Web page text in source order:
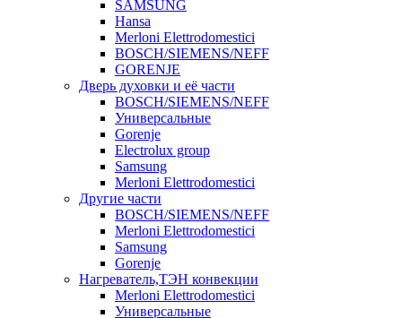
SAMSUNG
Hansa
Merloni Elettrodomestici
BOSCH/SIEMENS/NEFF
GORENJE
Дверь духовки и её части
BOSCH/SIEMENS/NEFF
Универсальные
Gorenje
Electrolux group
Samsung
Merloni Elettrodomestici
Другие части
BOSCH/SIEMENS/NEFF
Merloni Elettrodomestici
Samsung
Gorenje
Нагреватель,ТЭН конвекции
Merloni Elettrodomestici
Универсальные